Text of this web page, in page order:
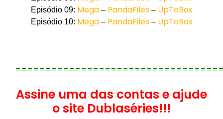
Episódio 09: Mega– PandaFiles– UpToBox
Episódio 10: Mega– PandaFiles– UpToBox
Assine uma das contas e ajude
o site Dublaséries!!!